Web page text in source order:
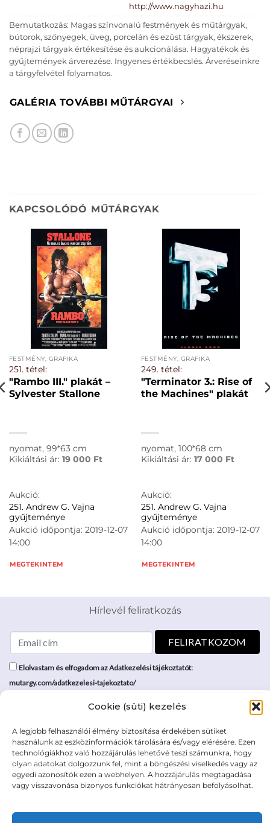
Cookie (süti) kezelés
A legjobb felhasználói élmény biztosítása érdekében sütiket
használunk az eszközinformációk tárolására és/vagy elérésére. Ezen
technológiákhoz való hozzájárulás lehetővé teszi számunkra, hogy
olyan adatokat dolgozzunk fel, mint a böngészési viselkedés vagy az
egyedi azonosítók ezen a webhelyen. A hozzájárulás megtagadása
vagy visszavonása bizonyos funkciókat hátrányosan befolyásolhat.
http://www.nagyhazi.hu
Bemutatkozás: Magas színvonalú festmények és műtárgyak,
bútorok, szőnyegek, üveg, porcelán és ezüst tárgyak, ékszerek,
néprajzi tárgyak értékesítése és aukcionálása. Hagyatékok és
gyűjtemények árverezése. Ingyenes értékbecslés. Árveréseinkre
a tárgyfelvétel folyamatos.
GALÉRIA TOVÁBBI MŰTÁRGYAI
KAPCSOLÓDÓ MŰTÁRGYAK
FESTMÉNY, GRAFIKA
251. tétel:
"Rambo III." plakát –
Sylvester Stallone
nyomat, 99*63 cm
Kikiáltási ár: 19 000 Ft
Aukció:
251. Andrew G. Vajna
gyűjteménye
Aukció időpontja: 2019-12-07
14:00
MEGTEKINTEM
FESTMÉNY, GRAFIKA
249. tétel:
"Terminator 3.: Rise of
the Machines" plakát
nyomat, 100*68 cm
Kikiáltási ár: 17 000 Ft
Aukció:
251. Andrew G. Vajna
gyűjteménye
Aukció időpontja: 2019-12-07
14:00
MEGTEKINTEM
Hírlevél feliratkozás
Elolvastam és elfogadom az Adatkezelési tájékoztatót:
mutargy.com/adatkezelesi-tajekoztato/
Médiaajánlat
Karrier
Kapcsolat
Áraink
ÁSZF
Adatvédelem
Impresszum